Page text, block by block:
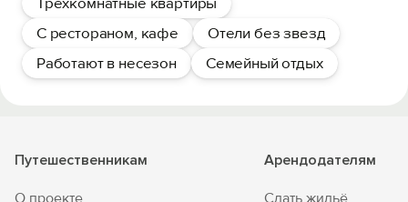
С рестораном, кафе
Отели без звезд
Работают в несезон
Семейный отдых
Путешественникам
О проекте
Арендодателям
Сдать жильё